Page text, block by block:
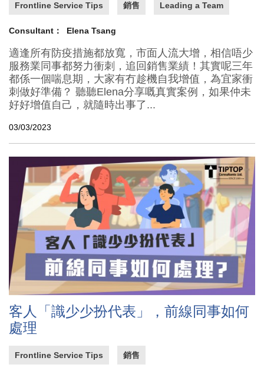
Frontline Service Tips 銷售 Leading a Team
Consultant： Elena Tsang
適逢所有防疫措施都放寬，市面人流大增，相信唔少
服務業同事都努力衝刺，追回銷售業績！其實呢三年
都係一個喘息期，大家有冇趁機自我增值，為宜家衝
刺做好準備？ 聽聽Elena分享嘅真實案例，如果仲未
好好增值自己，就隨時出事了...
03/03/2023
客人「識少少扮代表」，前線同事如何
處理
Frontline Service Tips 銷售